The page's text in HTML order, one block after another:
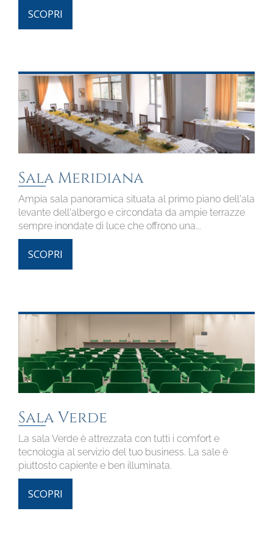
SCOPRI
Sala Meridiana
Ampia sala panoramica situata al primo piano dell'ala
levante dell'albergo e circondata da ampie terrazze
sempre inondate di luce che offrono una...
SCOPRI
Sala Verde
La sala Verde è attrezzata con tutti i comfort e
tecnologia al servizio del tuo business. La sale è
piuttosto capiente e ben illuminata.
SCOPRI